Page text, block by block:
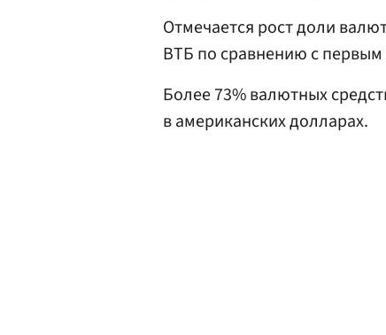
Отмечается рост доли
ВТБ по сравнению с первым
Более 73% валютных
в американских долларах.